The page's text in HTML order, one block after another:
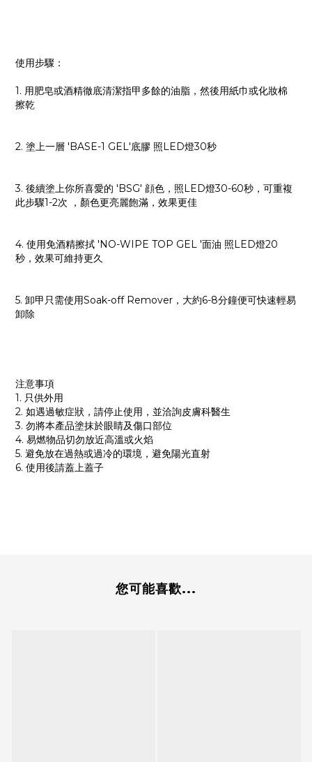
使用步驟：
1. 用肥皂或酒精徹底清潔指甲多餘的油脂，然後用紙巾或化妝棉
擦乾
2. 塗上一層 'BASE-1 GEL'底膠 照LED燈30秒
3. 後續塗上你所喜愛的 'BSG' 顔色，照LED燈30-60秒，可重複
此步驟1-2次 ，顏色更亮麗飽滿，效果更佳
4. 使用免酒精擦拭 'NO-WIPE TOP GEL '面油 照LED燈20
秒，效果可維持更久
5. 卸甲只需使用Soak-off Remover，大約6-8分鐘便可快速輕易
卸除
注意事項
1. 只供外用
2. 如遇過敏症狀，請停止使用，並洽詢皮膚科醫生
3. 勿將本產品塗抹於眼睛及傷口部位
4. 易燃物品切勿放近高溫或火焰
5. 避免放在過熱或過冷的環境，避免陽光直射
6. 使用後請蓋上蓋子
您可能喜歡...